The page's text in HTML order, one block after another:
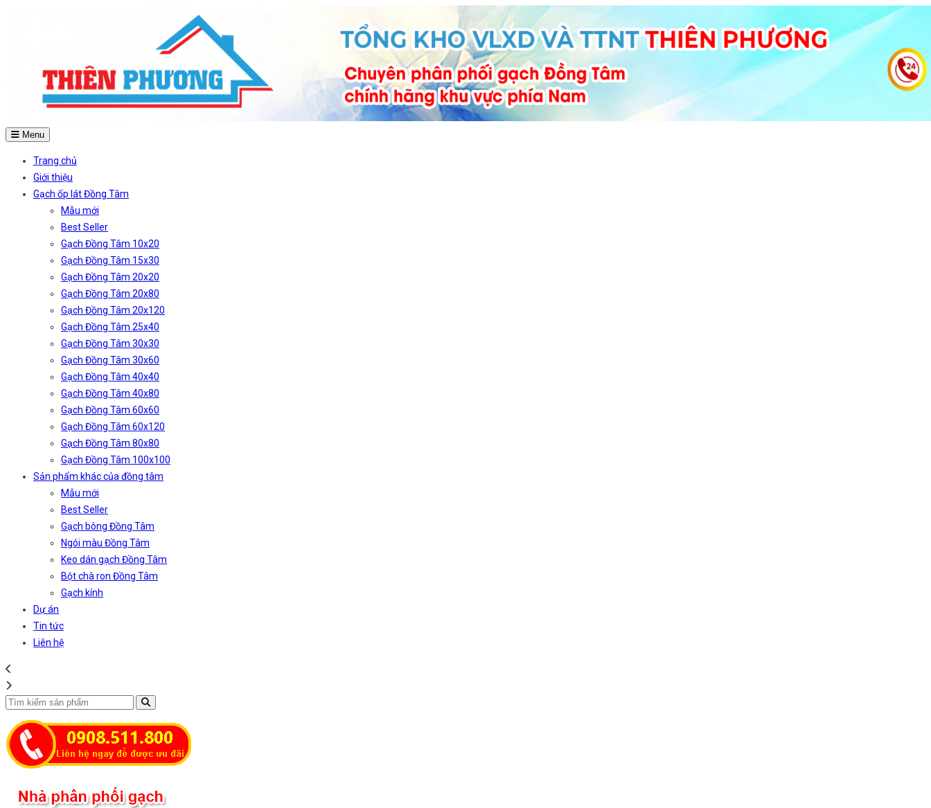
Menu
Trang chủ
Giới thiệu
Gạch ốp lát Đồng Tâm
Mẫu mới
Best Seller
Gạch Đồng Tâm 10x20
Gạch Đồng Tâm 15x30
Gạch Đồng Tâm 20x20
Gạch Đồng Tâm 20x80
Gạch Đồng Tâm 20x120
Gạch Đồng Tâm 25x40
Gạch Đồng Tâm 30x30
Gạch Đồng Tâm 30x60
Gạch Đồng Tâm 40x40
Gạch Đồng Tâm 40x80
Gạch Đồng Tâm 60x60
Gạch Đồng Tâm 60x120
Gạch Đồng Tâm 80x80
Gạch Đồng Tâm 100x100
Sản phẩm khác của đồng tâm
Mẫu mới
Best Seller
Gạch bông Đồng Tâm
Ngói màu Đồng Tâm
Keo dán gạch Đồng Tâm
Bột chà ron Đồng Tâm
Gạch kính
Dự án
Tin tức
Liên hệ